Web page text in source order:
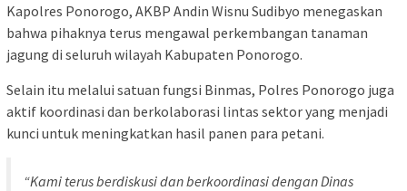
Kapolres Ponorogo, AKBP Andin Wisnu Sudibyo menegaskan
bahwa pihaknya terus mengawal perkembangan tanaman
jagung di seluruh wilayah Kabupaten Ponorogo.
Selain itu melalui satuan fungsi Binmas, Polres Ponorogo juga
aktif koordinasi dan berkolaborasi lintas sektor yang menjadi
kunci untuk meningkatkan hasil panen para petani.
“Kami terus berdiskusi dan berkoordinasi dengan Dinas